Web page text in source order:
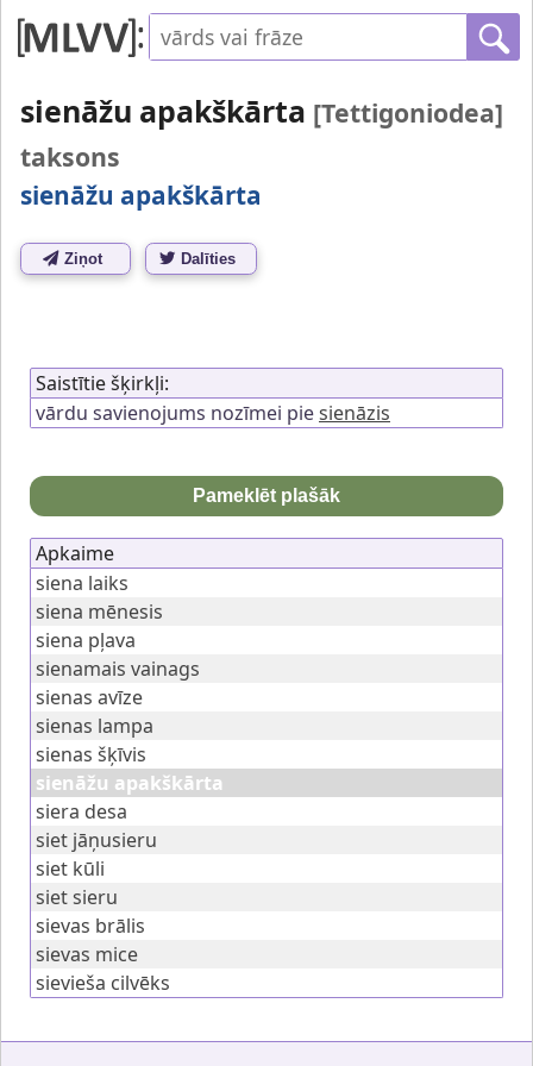
sienāžu apakškārta [Tettigoniodea]
taksons
sienāžu apakškārta
Ziņot Dalīties
Saistītie šķirkļi:
vārdu savienojums nozīmei piesienāzis
Pameklēt plašāk
Apkaime
siena laiks
siena mēnesis
siena pļava
sienamais vainags
sienas avīze
sienas lampa
sienas šķīvis
sienāžu apakškārta
siera desa
siet jāņusieru
siet kūli
siet sieru
sievas brālis
sievas mice
sievieša cilvēks